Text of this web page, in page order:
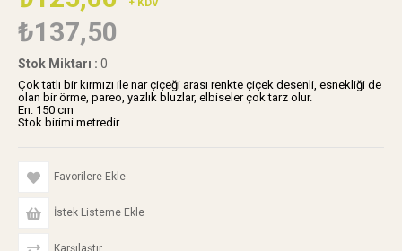
+ KDV
₺137,50
Stok Miktarı : 0
Çok tatlı bir kırmızı ile nar çiçeği arası renkte çiçek desenli, esnekliği de
olan bir örme, pareo, yazlık bluzlar, elbiseler çok tarz olur.
En: 150 cm
Stok birimi metredir.
Favorilere Ekle
İstek Listeme Ekle
Karşılaştır